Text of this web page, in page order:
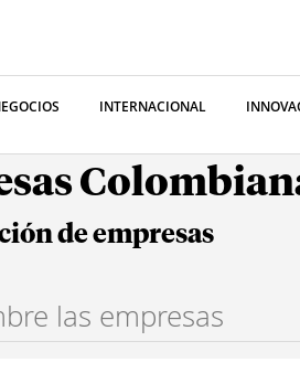
INTERNACIONAL
de empresas